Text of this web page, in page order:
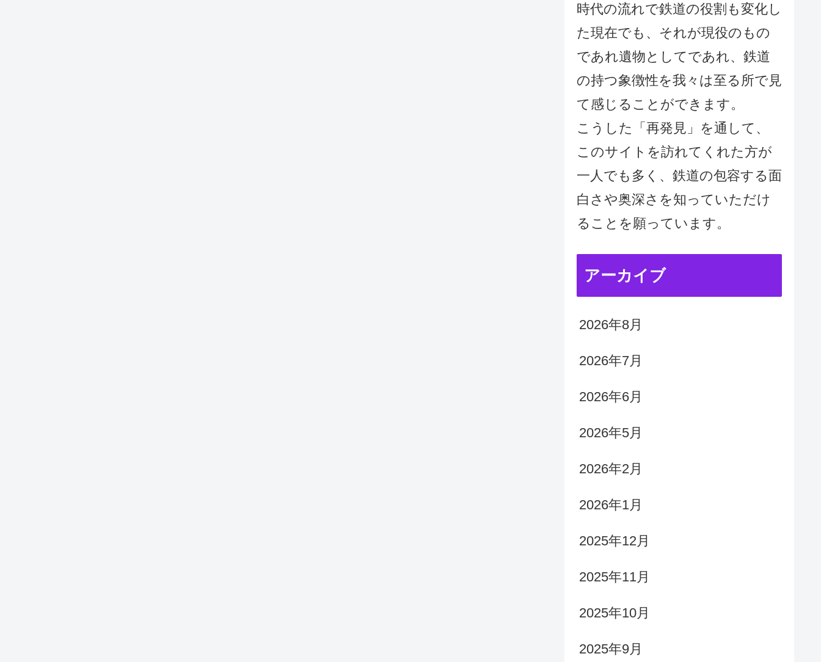
時代の流れで鉄道の役割も変化し
た現在でも、それが現役のもの
であれ遺物としてであれ、鉄道
の持つ象徴性を我々は至る所で見
て感じることができます。
こうした「再発見」を通して、
このサイトを訪れてくれた方が
一人でも多く、鉄道の包容する面
白さや奥深さを知っていただけ
ることを願っています。
アーカイブ
2026年8月
2026年7月
2026年6月
2026年5月
2026年2月
2026年1月
2025年12月
2025年11月
2025年10月
2025年9月